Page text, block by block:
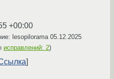
+00:00
lesopilorama 05.12.2025
исправлений: 2)